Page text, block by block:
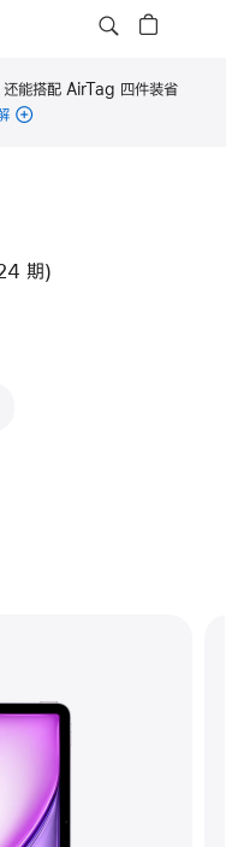
还能搭配 AirTag 四件装省
期)